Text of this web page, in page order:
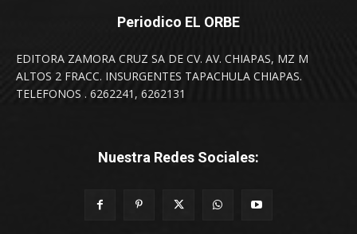
Periodico EL ORBE
EDITORA ZAMORA CRUZ SA DE CV. AV. CHIAPAS, MZ M
ALTOS 2 FRACC. INSURGENTES TAPACHULA CHIAPAS.
TELEFONOS . 6262241, 6262131
Nuestra Redes Sociales: